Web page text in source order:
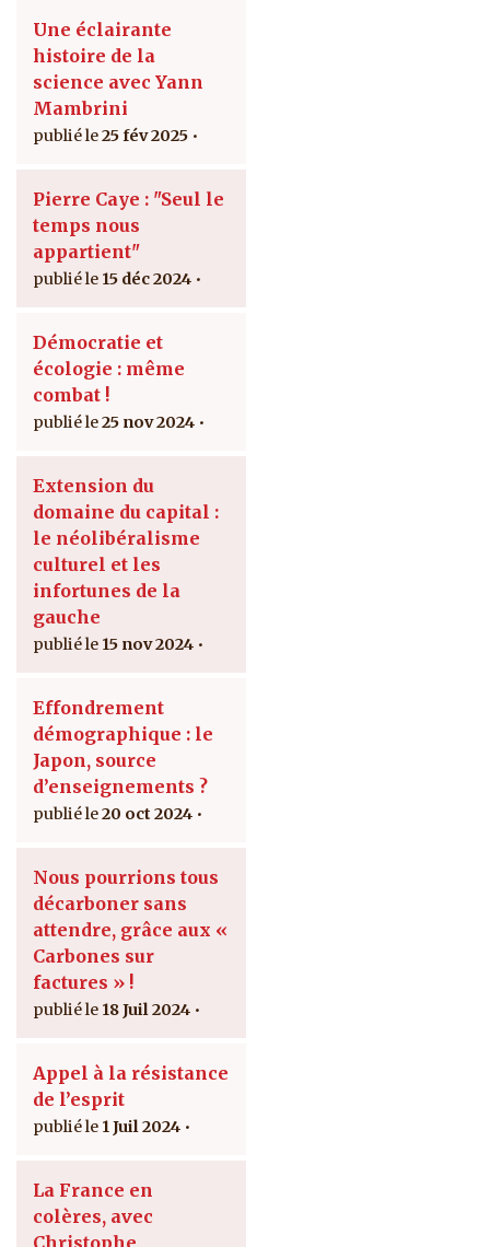
Une éclairante
histoire de la
science avec Yann
Mambrini
25 fév 2025
Pierre Caye : "Seul le
temps nous
appartient"
15 déc 2024
Démocratie et
écologie : même
combat !
25 nov 2024
Extension du
domaine du capital :
le néolibéralisme
culturel et les
infortunes de la
gauche
15 nov 2024
Effondrement
démographique : le
Japon, source
d’enseignements ?
20 oct 2024
Nous pourrions tous
décarboner sans
attendre, grâce aux «
Carbones sur
factures » !
18 Juil 2024
Appel à la résistance
de l’esprit
1 Juil 2024
La France en
colères, avec
Christophe